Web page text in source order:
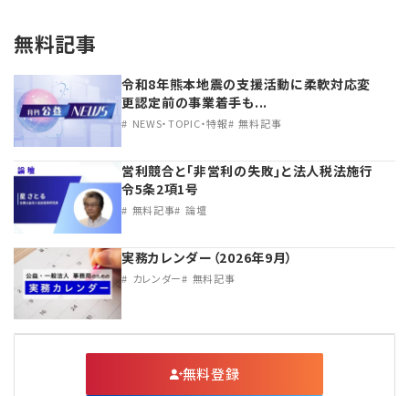
無料記事
令和8年熊本地震の支援活動に柔軟対応変
更認定前の事業着手も...
NEWS・TOPIC・特報 無料記事
営利競合と｢非営利の失敗｣と法人税法施行
令5条2項1号
無料記事 論壇
実務カレンダー（2026年9月）
カレンダー 無料記事
無料登録